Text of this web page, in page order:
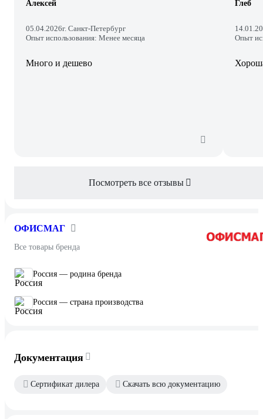
Алексей
05.04.2026г. Санкт-Петербург
Опыт использования: Менее месяца
Много и дешево
Глеб
Опыт
Посмотреть все отзывы
ОФИСМАГ
Все товары бренда
Россия — родина бренда
Россия — страна производства
Документация
Сертификат дилера Скачать всю документацию